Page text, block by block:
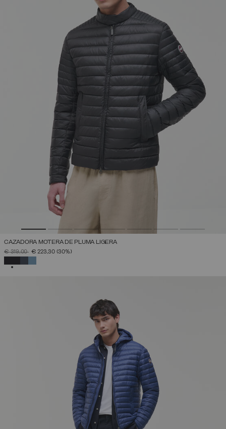
CAZADORA MOTERA DE PLUMA LIGERA
PRECIO REBAJADO DE
€ 319,00A€ 223,30 (30%)